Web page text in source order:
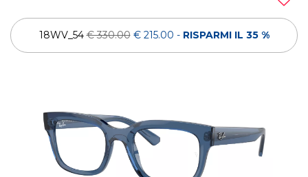
18WV_54€ 330.00 € 215.00 - RISPARMI IL 35 %